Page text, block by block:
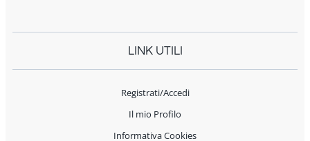
LINK UTILI
Registrati/Accedi
Il mio Profilo
Informativa Cookies